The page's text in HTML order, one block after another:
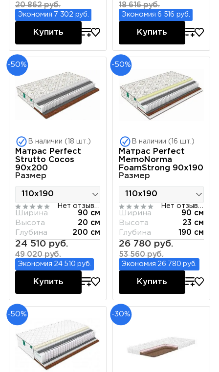
20 862 руб.
Экономия 7 302 руб.
Купить
18 616 руб.
Экономия 6 516 руб.
Купить
-50%
В наличии (18 шт.)
Матрас Perfect
Strutto Cocos
90х200
Размер
Ширина
90 см
Высота
20 см
Глубина
200 см
24 510 руб.
49 020 руб.
Экономия 24 510 руб.
Купить
-50%
В наличии (16 шт.)
Матрас Perfect
MemoNorma
FoamStrong 90х190
Размер
Ширина
90 см
Высота
23 см
Глубина
190 см
26 780 руб.
53 560 руб.
Экономия 26 780 руб.
Купить
-50% -30%